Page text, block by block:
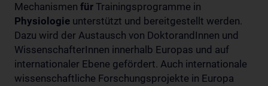
Mechanismen für Trainingsprogramme in
Physiologie unterstützt und bereitgestellt werden.
Dazu wird der Austausch von DoktorandInnen und
WissenschafterInnen innerhalb Europas und auf
internationaler Ebene gefördert. Auch internationale
wissenschaftliche Forschungsprojekte in Europa